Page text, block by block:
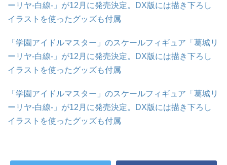
ーリヤ-白線-」が12月に発売決定。DX版には描き下ろし
イラストを使ったグッズも付属
「学園アイドルマスター」のスケールフィギュア「葛城リ
ーリヤ-白線-」が12月に発売決定。DX版には描き下ろし
イラストを使ったグッズも付属
「学園アイドルマスター」のスケールフィギュア「葛城リ
ーリヤ-白線-」が12月に発売決定。DX版には描き下ろし
イラストを使ったグッズも付属